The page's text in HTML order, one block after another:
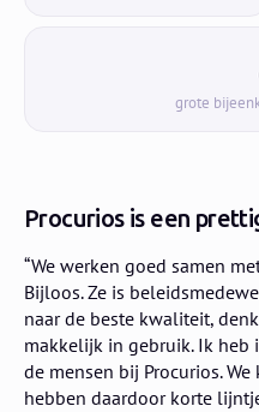
grote
Procurios is een
“We werken goed samen
Bijloos. Ze is
naar de beste kwaliteit,
makkelijk in gebruik. Ik heb
de mensen bij Procurios.
hebben daardoor korte